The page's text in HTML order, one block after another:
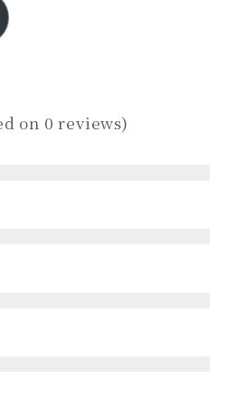
on 0 reviews)